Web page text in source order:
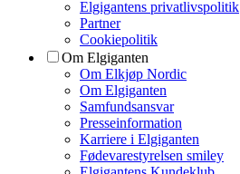
Elgigantens privatlivspolitik
Partner
Cookiepolitik
Om Elgiganten
Om Elkjøp Nordic
Om Elgiganten
Samfundsansvar
Presseinformation
Karriere i Elgiganten
Fødevarestyrelsen smiley